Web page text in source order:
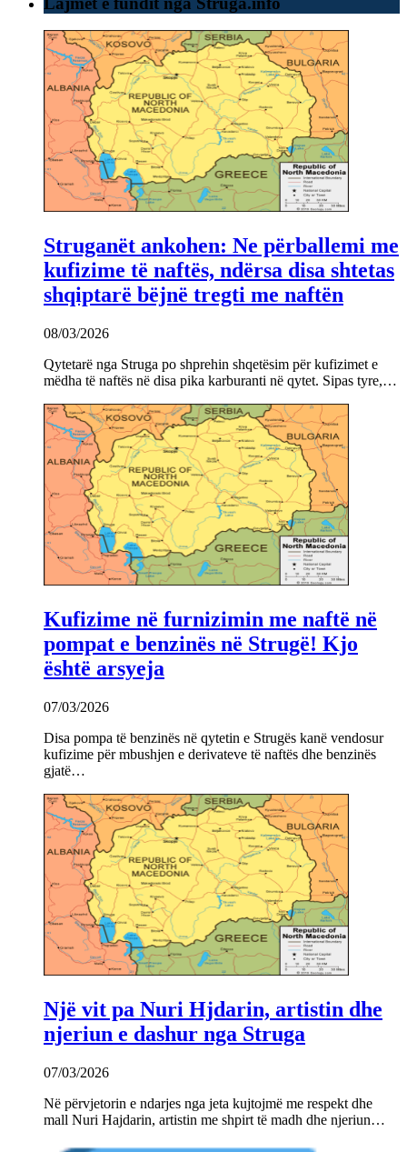
Struganët ankohen: Ne përballemi me
kufizime të naftës, ndërsa disa shtetas
shqiptarë bëjnë tregti me naftën
08/03/2026
Qytetarë nga Struga po shprehin shqetësim për kufizimet e
mëdha të naftës në disa pika karburanti në qytet. Sipas tyre,…
Kufizime në furnizimin me naftë në
pompat e benzinës në Strugë! Kjo
është arsyeja
07/03/2026
Disa pompa të benzinës në qytetin e Strugës kanë vendosur
kufizime për mbushjen e derivateve të naftës dhe benzinës
gjatë…
Një vit pa Nuri Hjdarin, artistin dhe
njeriun e dashur nga Struga
07/03/2026
Në përvjetorin e ndarjes nga jeta kujtojmë me respekt dhe
mall Nuri Hajdarin, artistin me shpirt të madh dhe njeriun…